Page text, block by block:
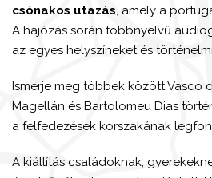
csónakos utazás , amely a
A hajózás során többnyelvű
az egyes helyszíneket és
Ismerje meg többek között Vasco
Magellán és Bartolomeu Dias
a felfedezések korszakának
A kiállítás családoknak,